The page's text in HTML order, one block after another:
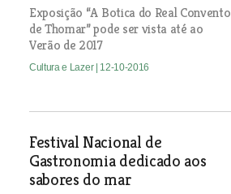
Exposição “A Botica do Real Convento
de Thomar” pode ser vista até ao
Verão de 2017
Cultura e Lazer | 12-10-2016
Festival Nacional de
Gastronomia dedicado aos
sabores do mar